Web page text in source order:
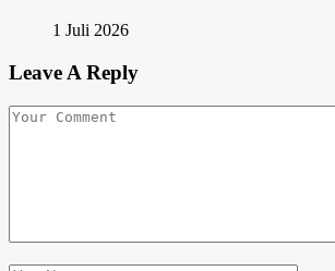
1 Juli 2026
Leave A Reply